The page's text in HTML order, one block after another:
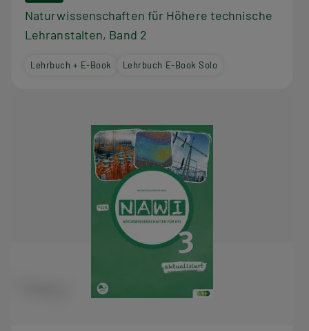
Naturwissenschaften für Höhere technische
Lehranstalten, Band 2
Lehrbuch + E-Book Lehrbuch E-Book Solo